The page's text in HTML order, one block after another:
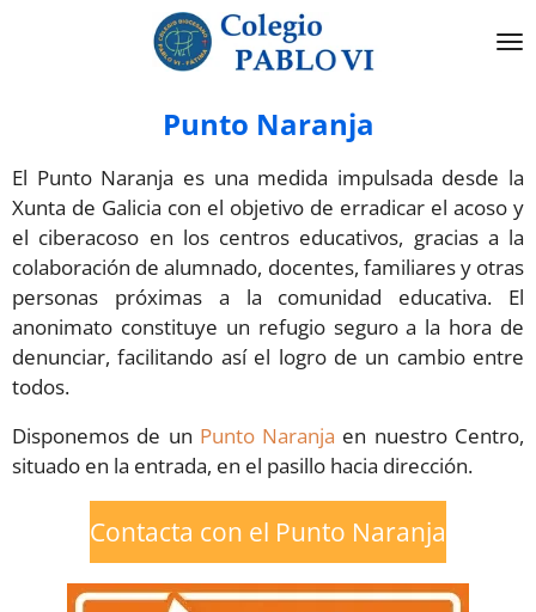
Punto Naranja
El Punto Naranja es una medida impulsada desde la
Xunta de Galicia con el objetivo de erradicar el acoso y
el ciberacoso en los centros educativos, gracias a la
colaboración de alumnado, docentes, familiares y otras
personas próximas a la comunidad educativa. El
anonimato constituye un refugio seguro a la hora de
denunciar, facilitando así el logro de un cambio entre
todos.
Disponemos de un Punto Naranja en nuestro Centro,
situado en la entrada, en el pasillo hacia dirección.
Contacta con el Punto Naranja